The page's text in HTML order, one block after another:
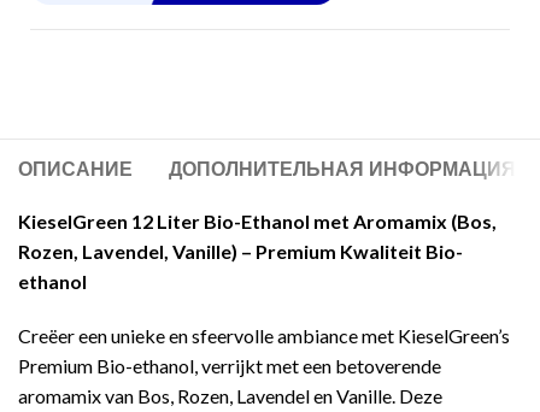
ОПИСАНИЕ ДОПОЛНИТЕЛЬНАЯ ИНФОРМАЦИЯ
KieselGreen 12 Liter Bio-Ethanol met Aromamix (Bos,
Rozen, Lavendel, Vanille) – Premium Kwaliteit Bio-
ethanol
Creëer een unieke en sfeervolle ambiance met KieselGreen’s
Premium Bio-ethanol, verrijkt met een betoverende
aromamix van Bos, Rozen, Lavendel en Vanille. Deze